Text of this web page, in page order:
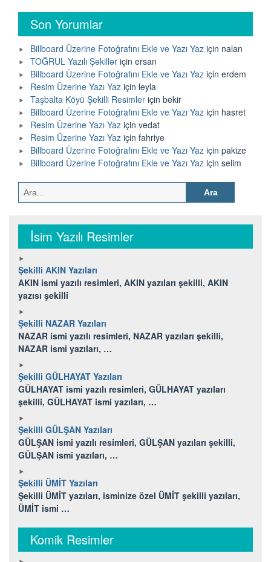
Son Yorumlar
Billboard Üzerine Fotoğrafını Ekle ve Yazı Yaz için nalan
TOĞRUL Yazılı Şəkillər için ersan
Billboard Üzerine Fotoğrafını Ekle ve Yazı Yaz için erdem
Resim Üzerine Yazı Yaz için leyla
Taşbalta Köyü Şekilli Resimler için bekir
Billboard Üzerine Fotoğrafını Ekle ve Yazı Yaz için hasret
Resim Üzerine Yazı Yaz için vedat
Resim Üzerine Yazı Yaz için fahriye
Billboard Üzerine Fotoğrafını Ekle ve Yazı Yaz için pakize
Billboard Üzerine Fotoğrafını Ekle ve Yazı Yaz için selim
Arama:
İsim Yazılı Resimler
Şekilli AKIN Yazıları
AKIN ismi yazılı resimleri, AKIN yazıları şekilli, AKIN
yazısı şekilli
Şekilli NAZAR Yazıları
NAZAR ismi yazılı resimleri, NAZAR yazıları şekilli,
NAZAR ismi yazıları, …
Şekilli GÜLHAYAT Yazıları
GÜLHAYAT ismi yazılı resimleri, GÜLHAYAT yazıları
şekilli, GÜLHAYAT ismi yazıları, …
Şekilli GÜLŞAN Yazıları
GÜLŞAN ismi yazılı resimleri, GÜLŞAN yazıları şekilli,
GÜLŞAN ismi yazıları, …
Şekilli ÜMİT Yazıları
Şekilli ÜMİT yazıları, isminize özel ÜMİT şekilli yazıları,
ÜMİT ismi …
Komik Resimler